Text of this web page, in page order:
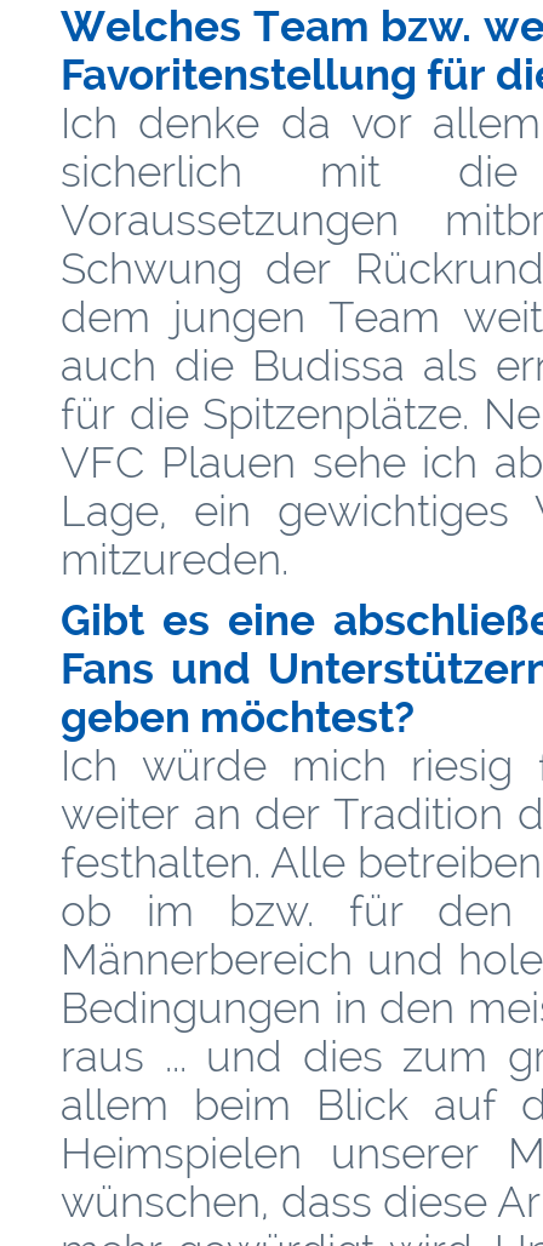
Welches Team bzw.
Favoritenstellung für
Ich denke da vor
sicherlich mit die
Voraussetzungen
Schwung der
dem jungen Team
auch die Budissa als
für die Spitzenplätze.
VFC Plauen sehe ich
Lage, ein
mitzureden.
Gibt es eine
Fans und
geben möchtest?
Ich würde mich riesig
weiter an der Tradition
festhalten. Alle
ob im bzw. für den
Männerbereich und
Bedingungen in den
raus ... und dies zum
allem beim Blick auf
Heimspielen unserer
wünschen, dass diese